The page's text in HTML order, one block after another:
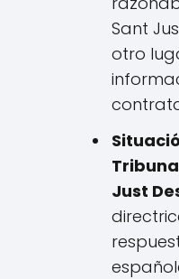
Sant
otro
Just